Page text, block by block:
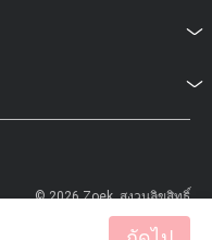
© 2026 Zoek. สงวนลิขสิทธิ์